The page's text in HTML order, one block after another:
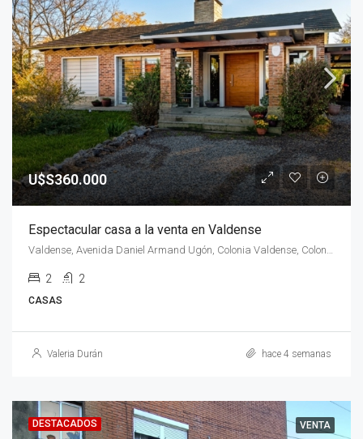
U$S360.000
Espectacular casa a la venta en Valdense
Valdense, Avenida Daniel Armand Ugón, Colonia Valdense, Colonia, 70202, Uruguay
2 2
CASAS
Valeria Durán hace 4 semanas
DESTACADOS VENTA